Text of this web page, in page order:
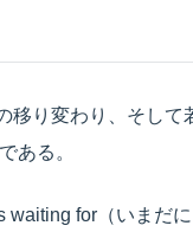
移り変わり、そし
ある。
waiting for（いまだ